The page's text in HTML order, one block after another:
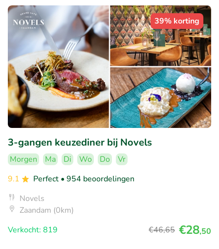
39% korting
3-gangen keuzediner bij Novels
Morgen Ma Di Wo Do
Vr
9.1
Perfect • 954 beoordelingen
Novels
Zaandam (0km)
Verkocht: 819
€46,65 €28,50